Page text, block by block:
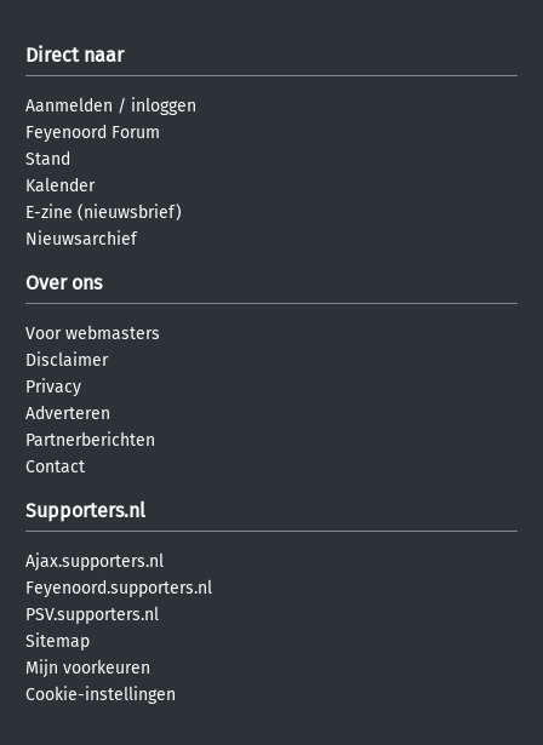
Direct naar
Aanmelden / inloggen
Feyenoord Forum
Stand
Kalender
E-zine (nieuwsbrief)
Nieuwsarchief
Over ons
Voor webmasters
Disclaimer
Privacy
Adverteren
Partnerberichten
Contact
Supporters.nl
Ajax.supporters.nl
Feyenoord.supporters.nl
PSV.supporters.nl
Sitemap
Mijn voorkeuren
Cookie-instellingen